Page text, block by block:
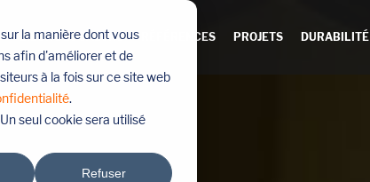
la manière dont vous
afin d'améliorer et de
à la fois sur ce site web
.
seul cookie sera utilisé
Refuser
LIEUX DES SALONS RÉFÉRENCES PROJETS DURABILITÉ